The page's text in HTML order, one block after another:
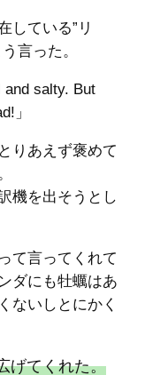
している”リ
言った。
and salty. But
」
りあえず褒めて
機を出そうとし
て言ってくれて
ダにも牡蠣はあ
ないしとにかく
げてくれた。